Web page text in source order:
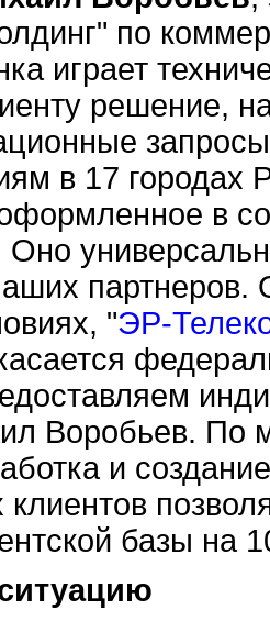
по
играет
решение,
в 17 городах
в
партнеров.
"ЭР-
Воробьев. По
и
клиентов
базы на